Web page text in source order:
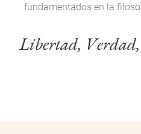
fundamentados en la
Libertad,